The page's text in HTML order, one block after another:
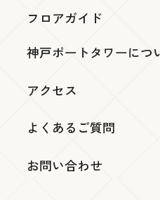
フロアガイド
神戸ポートタワーにつ
アクセス
よくあるご質問
お問い合わせ